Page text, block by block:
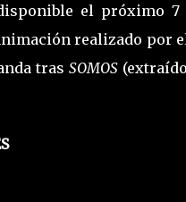
el próximo 7
realizado por
tras SOMOS